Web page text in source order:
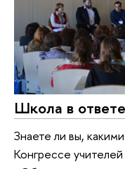
Школа в
Знаете ли вы,
Конгрессе